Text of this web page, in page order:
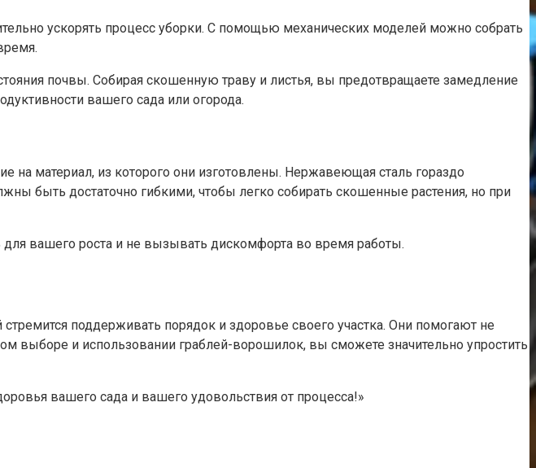
ускорять процесс уборки. С помощью механических моделей можно собрать
почвы. Собирая скошенную траву и листья, вы предотвращаете замедление
вашего сада или огорода.
на материал, из которого они изготовлены. Нержавеющая сталь гораздо
быть достаточно гибкими, чтобы легко собирать скошенные растения, но при
вашего роста и не вызывать дискомфорта во время работы.
поддерживать порядок и здоровье своего участка. Они помогают не
выборе и использовании граблей-ворошилок, вы сможете значительно упростить
вашего сада и вашего удовольствия от процесса!»